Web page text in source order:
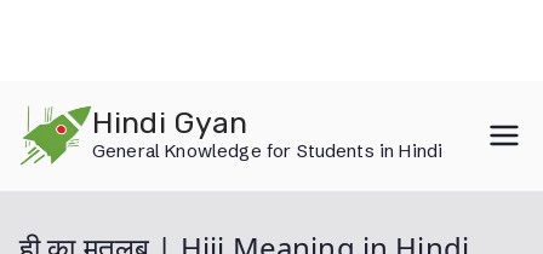
content
Hindi Gyan
General Knowledge for Students in Hindi